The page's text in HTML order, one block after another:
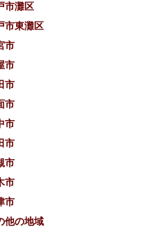
市灘区
市東灘区
市
市
市
市
市
市
市
市
市
他の地域